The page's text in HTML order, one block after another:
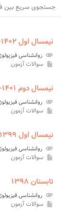
جستجوی سریع بین
نیمسال اول ۱۴۰۲-۱۴۰۱
attachment
insert_drive_file سوالات آزمون
نیمسال دوم ۱۴۰۱-۱۴۰۰
attachment
insert_drive_file سوالات آزمون
نیمسال اول ۱۳۹۹-۱۳۹۸
attachment
insert_drive_file سوالات آزمون
تابستان ۱۳۹۸
attachment
insert_drive_file سوالات آزمون